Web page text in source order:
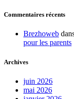
Commentaires récents
Brezhoweb
pour les parents
Archives
juin 2026
mai 2026